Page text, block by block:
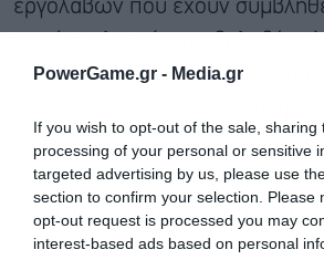
PowerGame.gr - Media.gr
If you wish to opt-out of the sale, sharing
processing of your personal or sensitive
targeted advertising by us, please use
section to confirm your selection. Please
opt-out request is processed you may
interest-based ads based on personal
εργολάβων που έχουν
το 13% του συνολικού
συνολικό ποσό που ανακτάται
να ανέρχεται στο 50%, έναντι
διασυνοριακή συμφωνία